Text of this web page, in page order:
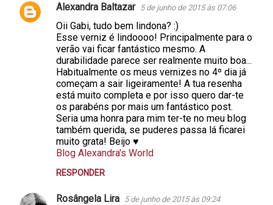
C
Alexandra Baltazar 5 de junho de 2015 às 07:06
Oii Gabi, tudo bem lindona? :)
Esse verniz é lindoooo! Principalmente para o
verão vai ficar fantástico mesmo. A
durabilidade parece ser realmente muito boa...
Habitualmente os meus vernizes no 4º dia já
começam a sair ligeiramente! A tua resenha
está muito completa e por isso quero dar-te
os parabéns por mais um fantástico post.
Seria uma honra para mim ter-te no meu blog
também querida, se puderes passa lá ficarei
muito grata! Beijo ♥
Blog Alexandra's World
RESPONDER
Rosângela Lira 5 de junho de 2015 às 09:24